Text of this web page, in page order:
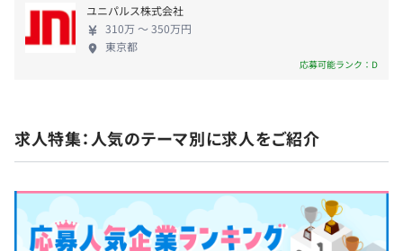
・公共系プロジェクト
・インフラ（鉄道など）
・スマートフォン機種開発
・ロボットコミュニケーション
・クラウドIVRサービス『CyzoPHONE』
・マンション管理システム
・xR（AR／VR）
賞与：年2回（夏、冬）
社会保険完備（健康保険・厚生年金加入・雇用保険・労災
保険）
幅広いジャンルの動画コンテンツを視聴できます。
社員の受講料負担はなく、今の自業務に直結しない内容
も含め、自身の興味のある内容を好きなタイミングで気軽
キャリアコンサルティング制度の有無及びその内容
半期に一度、自身の今後のキャリアプランについて、上司
との面談を実施する制度です。
社内検定等の制度の有無及びその内容
ユニパルス株式会社
310万 〜 350万円
東京都
応募可能ランク：D
求人特集：人気のテーマ別に求人をご紹介